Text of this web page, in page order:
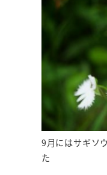
9月にはサギソ
た